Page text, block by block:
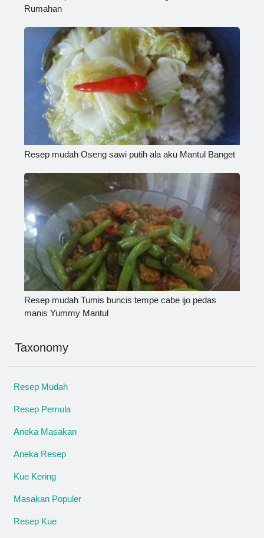
Rumahan
Resep mudah Oseng sawi putih ala aku Mantul Banget
Resep mudah Tumis buncis tempe cabe ijo pedas
manis Yummy Mantul
Taxonomy
Resep Mudah
Resep Pemula
Aneka Masakan
Aneka Resep
Kue Kering
Masakan Populer
Resep Kue